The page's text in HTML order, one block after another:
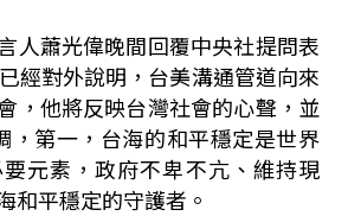
人蕭光偉晚間回覆中央社提問表
經對外說明，台美溝通管道向來
，他將反映台灣社會的心聲，並
，第一，台海的和平穩定是世界
元素，政府不卑不亢、維持現
和平穩定的守護者。